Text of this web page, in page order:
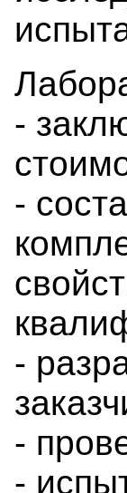
-
-
-
-
-